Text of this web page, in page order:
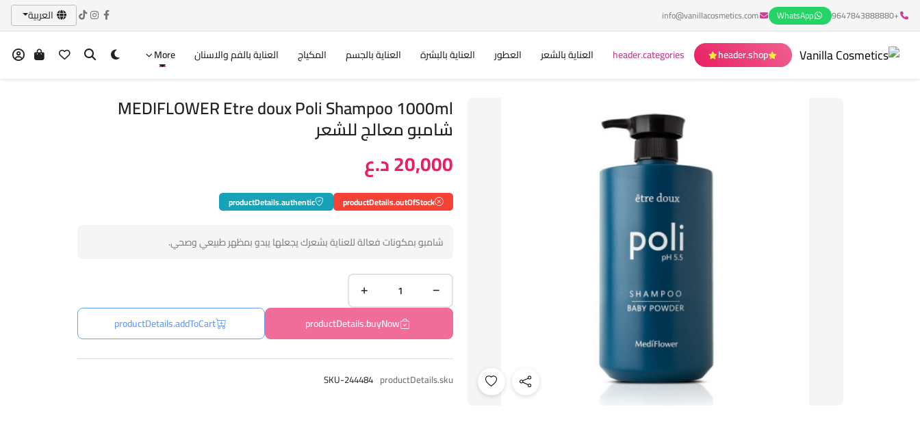
+9647843888880
WhatsApp
info@vanillacosmetics.com العربية
header.shop
header.categories العناية بالشعر العطور العناية بالبشرة العناية بالجسم المكياج العناية بالفم والاسنان More
MEDIFLOWER Etre doux Poli Shampoo 1000ml
شامبو معالج للشعر
20,000 د.ع
productDetails.outOfStock
productDetails.authentic
شامبو بمكونات فعالة للعناية بشعرك يجعلها يبدو بمظهر طبيعي وصحي.
productDetails.buyNow
productDetails.addToCart
productDetails.sku
SKU-244484